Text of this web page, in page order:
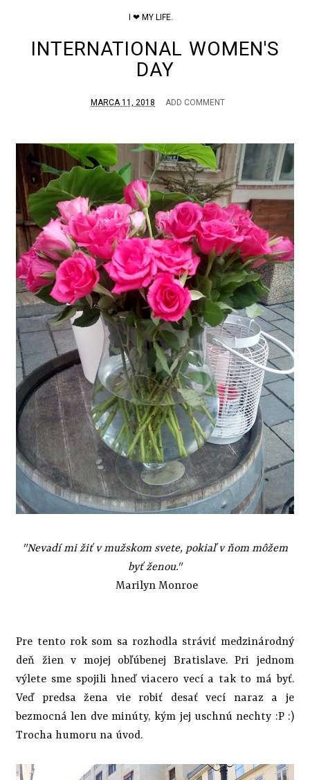
I ❤ MY LIFE.
INTERNATIONAL WOMEN'S
DAY
MARCA 11, 2018 ADD COMMENT
"Nevadí mi žiť v mužskom svete, pokiaľ v ňom môžem
byť ženou."
Marilyn Monroe
Pre tento rok som sa rozhodla stráviť medzinárodný
deň žien v mojej obľúbenej Bratislave. Pri jednom
výlete sme spojili hneď viacero vecí a tak to má byť.
Veď predsa žena vie robiť desať vecí naraz a je
bezmocná len dve minúty, kým jej uschnú nechty :P :)
Trocha humoru na úvod.